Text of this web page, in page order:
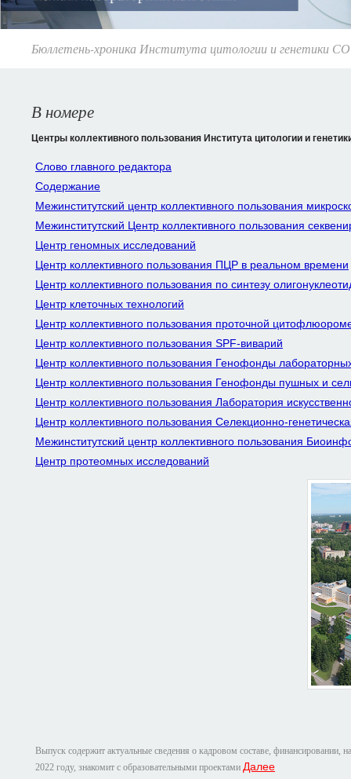
Бюллетень-хроника Института цитологии и генетики
Август 2011
В номере
Центры коллективного пользования Института цитологии и
Слово главного редактора
Содержание
Межинститутский центр коллективного пользования
Межинститутский Центр коллективного пользования
Центр геномных исследований
Центр коллективного пользования ПЦР в реальном времени
Центр коллективного пользования по синтезу
Центр клеточных технологий
Центр коллективного пользования проточной
Центр коллективного пользования SPF-виварий
Центр коллективного пользования Генофонды
Центр коллективного пользования Генофонды пушных и
Центр коллективного пользования Лаборатория
Центр коллективного пользования Селекционно-
Межинститутский центр коллективного пользования
Центр протеомных исследований
Выпуск содержит актуальные сведения о кадровом составе, финансировании,
2022 году, знакомит с образовательными проектами Далее